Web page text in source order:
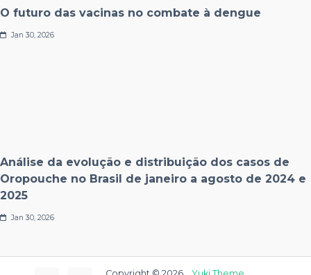
O futuro das vacinas no combate à dengue
Jan 30, 2026
Análise da evolução e distribuição dos casos de
Oropouche no Brasil de janeiro a agosto de 2024 e
2025
Jan 30, 2026